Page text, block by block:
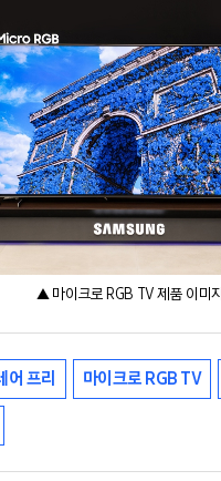
▲ 마이크로 RGB TV 제품 이미지
어 프리 마이크로 RGB TV